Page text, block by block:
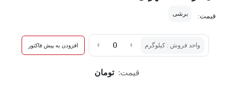
قیمت: برشی
قیمت: تومان
واحد فروش : کیلوگرم افزودن به پیش فاکتور